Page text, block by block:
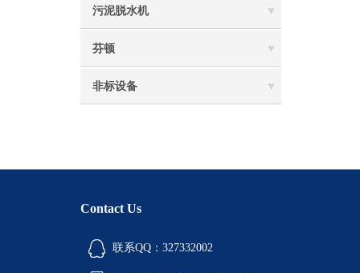
污泥脱水机
芬顿
非标设备
Contact Us
联系QQ：327332002